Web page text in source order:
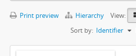
Print preview Hierarchy
View:
Sort by: Identifier